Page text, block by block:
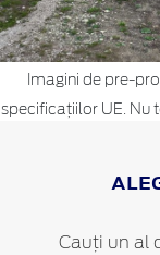
Imagini de pre-
specificațiilor UE. Nu
Cauți un al